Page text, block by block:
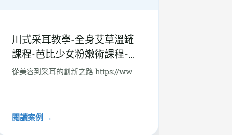
川式采耳教學-全身艾草溫罐
課程-芭比少女粉嫩術課程-台
北市/新北市/台中市/苗栗/彰
會-Mia小舒服
從美容到采耳的創新之路 https://ww
閱讀案例